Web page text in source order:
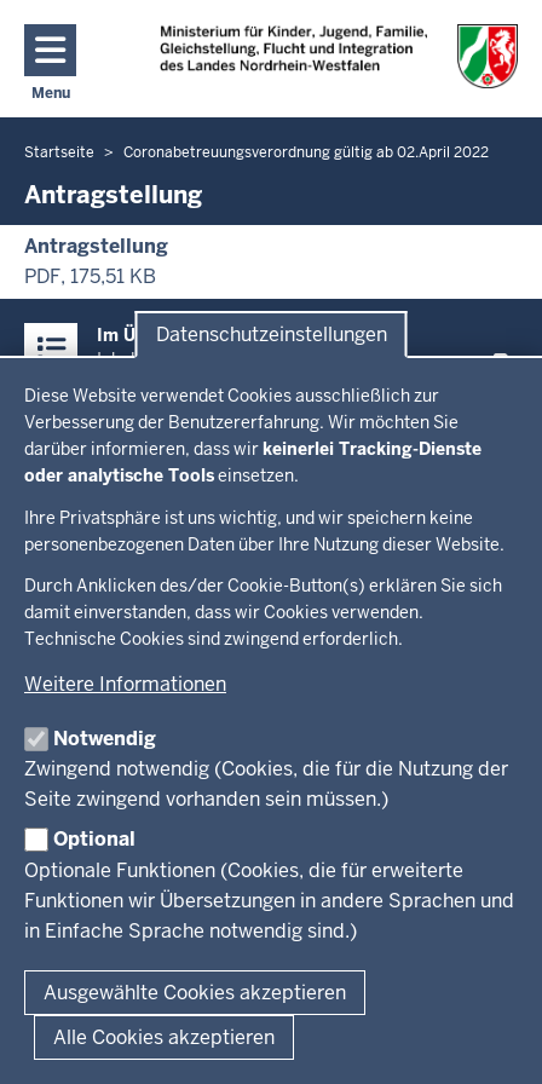
Datenschutzeinstellungen
Diese Website verwendet Cookies ausschließlich zur
Verbesserung der Benutzererfahrung. Wir möchten Sie
darüber informieren, dass wirkeinerlei Tracking-Dienste
oder analytische Toolseinsetzen.
Ihre Privatsphäre ist uns wichtig, und wir speichern keine
personenbezogenen Daten über Ihre Nutzung dieser Website.
Durch Anklicken des/der Cookie-Button(s) erklären Sie sich
damit einverstanden, dass wir Cookies verwenden.
Technische Cookies sind zwingend erforderlich.
Weitere Informationen
Notwendig
Zwingend notwendig (Cookies, die für die Nutzung der
Seite zwingend vorhanden sein müssen.)
Optional
Optionale Funktionen (Cookies, die für erweiterte
Funktionen wir Übersetzungen in andere Sprachen und
in Einfache Sprache notwendig sind.)
Ausgewählte Cookies akzeptieren
Alle Cookies akzeptieren
Direkt zum Inhalt
Menu
Navigation aktivieren/deaktivieren: Hauptmenü
Sie
befinden
hier
Startseite Coronabetreuungsverordnung gültig ab 02.April 2022
Antragstellung
Antragstellung
PDF, 175,51 KB
Inhalte
Im Überblick
Inhalt
Drucken
Menü
in
der
Fußzeile
Menü
Ministerium
Kinder
Jugend
Familie
LSBTIQ*
Gleichstellung
Integration
Pressemitteilungen
Pressekontakt
Fotos
RSS-Feeds
Broschürenservice
Newsletter
Geschützter Kontakt
Landesportal NRW
Anfahrt
E-Rechnung
Instagram-Links
#WTFuture
Fußzeile
Seitenübersicht